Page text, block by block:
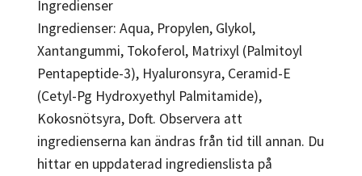
Ingredienser
Ingredienser: Aqua, Propylen, Glykol,
Xantangummi, Tokoferol, Matrixyl (Palmitoyl
Pentapeptide-3), Hyaluronsyra, Ceramid-E
(Cetyl-Pg Hydroxyethyl Palmitamide),
Kokosnötsyra, Doft. Observera att
ingredienserna kan ändras från tid till annan. Du
hittar en uppdaterad ingredienslista på